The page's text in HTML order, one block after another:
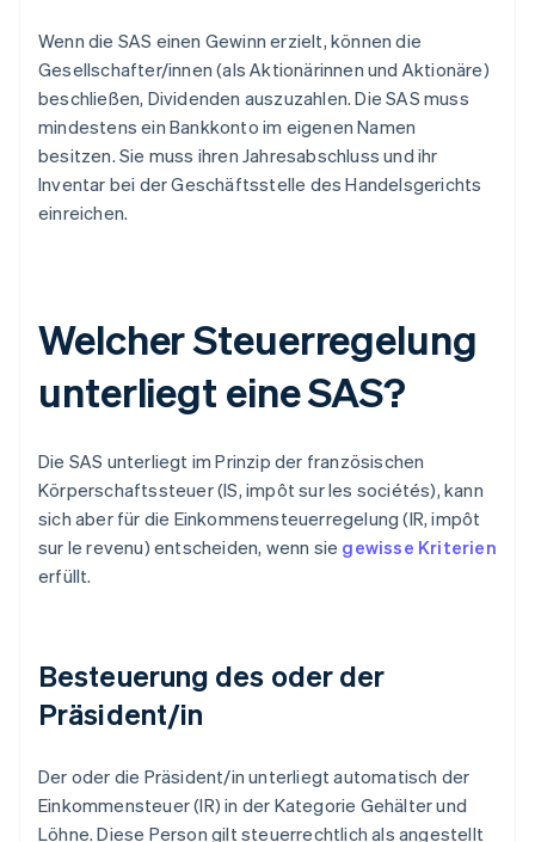
Wenn die SAS einen Gewinn erzielt, können die
Gesellschafter/innen (als Aktionärinnen und Aktionäre)
beschließen, Dividenden auszuzahlen. Die SAS muss
mindestens ein Bankkonto im eigenen Namen
besitzen. Sie muss ihren Jahresabschluss und ihr
Inventar bei der Geschäftsstelle des Handelsgerichts
einreichen.
Welcher Steuerregelung
unterliegt eine SAS?
Die SAS unterliegt im Prinzip der französischen
Körperschaftssteuer (IS, impôt sur les sociétés), kann
sich aber für die Einkommensteuerregelung (IR, impôt
sur le revenu) entscheiden, wenn sie gewisse Kriterien
erfüllt.
Besteuerung des oder der
Präsident/in
Der oder die Präsident/in unterliegt automatisch der
Einkommensteuer (IR) in der Kategorie Gehälter und
Löhne. Diese Person gilt steuerrechtlich als angestellt